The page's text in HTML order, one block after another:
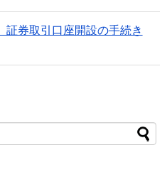
証券取引口座開設の手続き